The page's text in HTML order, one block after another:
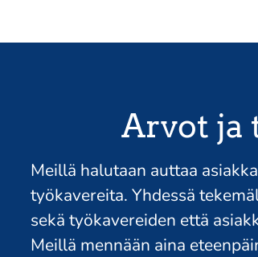
Arvot ja
Meillä halutaan auttaa
työkavereita. Yhdessä
sekä työkavereiden että
Meillä mennään aina